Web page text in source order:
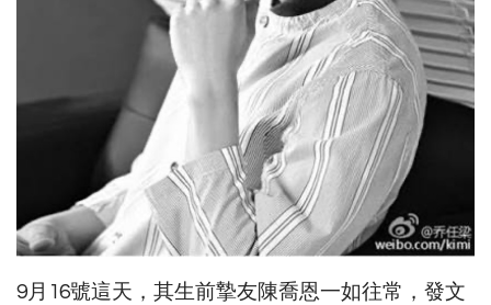
9月16號這天，其生前摯友陳喬恩一如往常，發文